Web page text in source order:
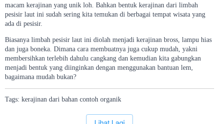
macam kerajinan yang unik loh. Bahkan bentuk kerajinan dari limbah
pesisir laut ini sudah sering kita temukan di berbagai tempat wisata yang
ada di pesisir.
Biasanya limbah pesisir laut ini diolah menjadi kerajinan bross, lampu hias
dan juga boneka. Dimana cara membuatnya juga cukup mudah, yakni
membersihkan terlebih dahulu cangkang dan kemudian kita gabungkan
menjadi bentuk yang diinginkan dengan menggunakan bantuan lem,
bagaimana mudah bukan?
Tags: kerajinan dari bahan contoh organik
`